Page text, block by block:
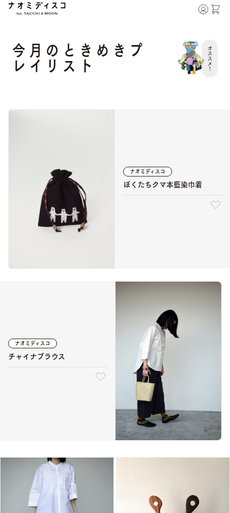
オススメ！
今月のときめきプ
レイリスト
ナオミディスコ
ぼくたちクマ本藍染巾着
ナオミディスコ
チャイナブラウス